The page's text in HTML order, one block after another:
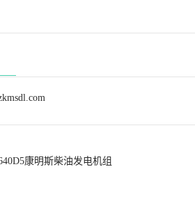
康明斯柴油发电机组